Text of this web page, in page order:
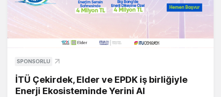
SPONSORLU
İTÜ Çekirdek, Elder ve EPDK iş birliğiyle
Enerji Ekosisteminde Yerini Al